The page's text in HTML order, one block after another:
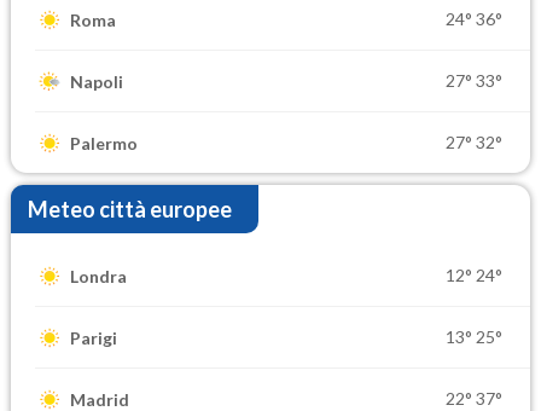
Roma 24° 36°
Napoli 27° 33°
Palermo 27° 32°
Meteo città europee
Londra 12° 24°
Parigi 13° 25°
Madrid 22° 37°